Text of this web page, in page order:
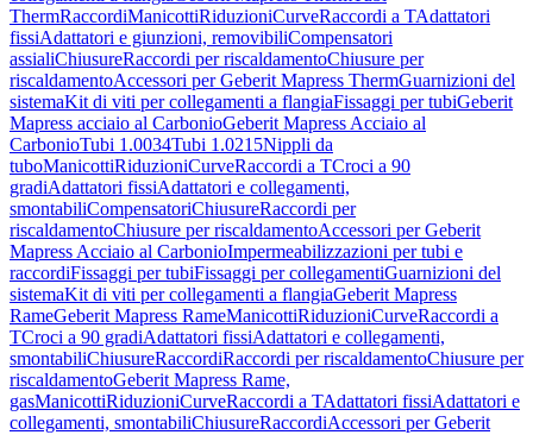
ThermRaccordiManicottiRiduzioniCurveRaccordi a TAdattatori
fissiAdattatori e giunzioni, removibiliCompensatori
assialiChiusureRaccordi per riscaldamentoChiusure per
riscaldamentoAccessori per Geberit Mapress ThermGuarnizioni del
sistemaKit di viti per collegamenti a flangiaFissaggi per tubiGeberit
Mapress acciaio al CarbonioGeberit Mapress Acciaio al
CarbonioTubi 1.0034Tubi 1.0215Nippli da
tuboManicottiRiduzioniCurveRaccordi a TCroci a 90
gradiAdattatori fissiAdattatori e collegamenti,
smontabiliCompensatoriChiusureRaccordi per
riscaldamentoChiusure per riscaldamentoAccessori per Geberit
Mapress Acciaio al CarbonioImpermeabilizzazioni per tubi e
raccordiFissaggi per tubiFissaggi per collegamentiGuarnizioni del
sistemaKit di viti per collegamenti a flangiaGeberit Mapress
RameGeberit Mapress RameManicottiRiduzioniCurveRaccordi a
TCroci a 90 gradiAdattatori fissiAdattatori e collegamenti,
smontabiliChiusureRaccordiRaccordi per riscaldamentoChiusure per
riscaldamentoGeberit Mapress Rame,
gasManicottiRiduzioniCurveRaccordi a TAdattatori fissiAdattatori e
collegamenti, smontabiliChiusureRaccordiAccessori per Geberit